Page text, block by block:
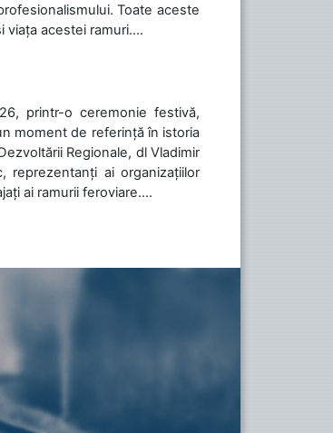
Toate aceste
viața acestei ramuri....
printr-o ceremonie festivă,
moment de referință în istoria
Regionale, dl Vladimir
reprezentanți ai organizațiilor
ai ramurii feroviare....